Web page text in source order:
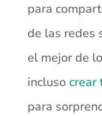
para
de las redes
el mejor de
incluso crear
para